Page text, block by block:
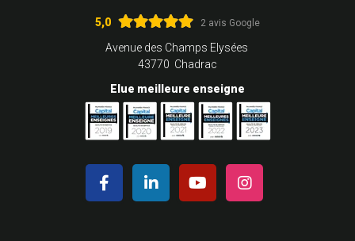
5,0 2 avis Google
Avenue des Champs Elysées
43770 Chadrac
Elue meilleure enseigne